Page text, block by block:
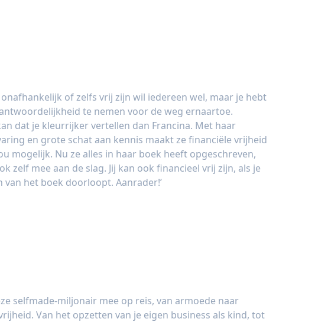
onafhankelijk of zelfs vrij zijn wil iedereen wel, maar je hebt
te nemen voor de weg ernaartoe.
dat je kleurrijker vertellen dan Francina. Met haar
en grote schat aan kennis maakt ze financiële vrijheid
mogelijk. Nu ze alles in haar boek heeft opgeschreven,
zelf mee aan de slag. Jij kan ook financieel vrij zijn, als je
van het boek doorloopt. Aanrader!’
selfmade-miljonair mee op reis, van armoede naar
Van het opzetten van je eigen business als kind, tot